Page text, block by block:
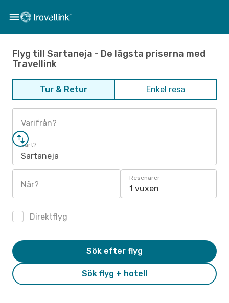
Flyg till Sartaneja - De lägsta priserna med
Travellink
Tur & Retur Enkel resa
Varifrån?
Vart?
Sartaneja
När?
Resenärer
1 vuxen
Direktflyg
Sök flyg + hotell
Sök efter flyg